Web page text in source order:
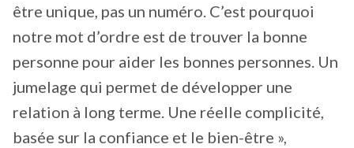
être unique, pas un numéro. C’est pourquoi
notre mot d’ordre est de trouver la bonne
personne pour aider les bonnes personnes. Un
jumelage qui permet de développer une
relation à long terme. Une réelle complicité,
basée sur la confiance et le bien-être »,